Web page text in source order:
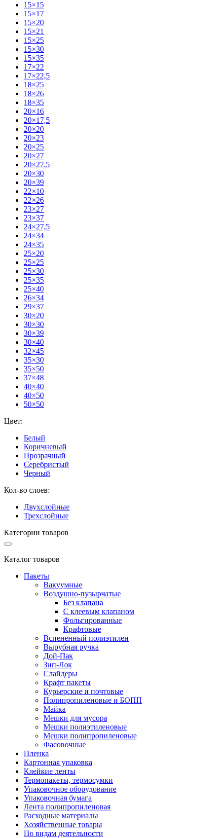
15×15
15×17
15×20
15×21
15×25
15×30
15×35
17×22
17×22,5
18×25
18×26
18×35
20×16
20×17,5
20×20
20×23
20×25
20×27
20×27,5
20×30
20×39
22×10
22×26
23×27
23×37
24×27,5
24×34
24×35
25×20
25×25
25×30
25×35
25×40
26×34
29×37
30×20
30×30
30×39
30×40
32×45
35×30
35×50
37×48
40×40
40×50
50×50
Цвет:
Белый
Коричневый
Прозрачный
Серебристый
Черный
Кол-во слоев:
Двухслойные
Трехслойные
Категории товаров
Каталог товаров
Пакеты
Вакуумные
Воздушно-пузырчатые
Без клапана
С клеевым клапаном
Фольгированные
Крафтовые
Вспененный полиэтилен
Вырубная ручка
Дой-Пак
Зип-Лок
Слайдеры
Крафт пакеты
Курьерские и почтовые
Полипропиленовые и БОПП
Майка
Мешки для мусора
Мешки полиэтиленовые
Мешки полипропиленовые
Фасовочные
Пленка
Картонная упаковка
Клейкие ленты
Термопакеты, термосумки
Упаковочное оборудование
Упаковочная бумага
Лента полипропиленовая
Расходные материалы
Хозяйственные товары
По видам деятельности